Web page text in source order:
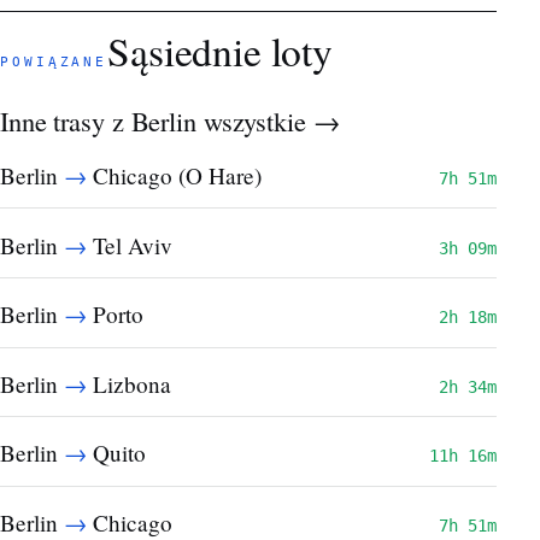
POWIĄZANE Sąsiednie loty
Inne trasy z Berlin wszystkie →
Berlin → Chicago (O Hare) 7h 51m
Berlin → Tel Aviv 3h 09m
Berlin → Porto 2h 18m
Berlin → Lizbona 2h 34m
Berlin → Quito 11h 16m
Berlin → Chicago 7h 51m